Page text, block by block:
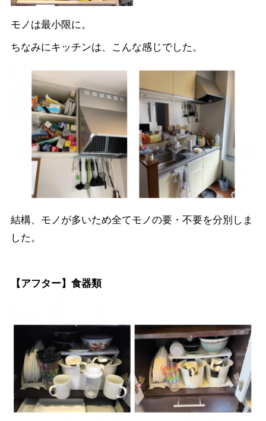
モノは最小限に。
ちなみにキッチンは、こんな感じでした。
結構、モノが多いため全てモノの要・不要を分別しま
した。
【アフター】食器類